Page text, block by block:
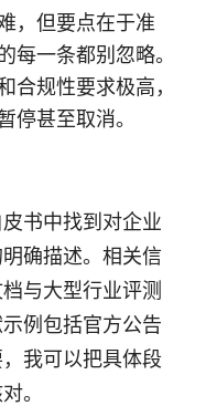
，但要点在于准
每一条都别忽略。
合规性要求极高，
停甚至取消。
书中找到对企业
确描述。相关信
与大型行业评测
例包括官方公告
我可以把具体段
。